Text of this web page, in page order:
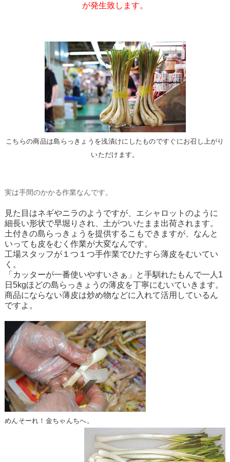
が発生致します。
こちらの商品は島らっきょうを浅漬けにしたものですぐにお召し上がり
いただけます。
実は手間のかかる作業なんです。
見た目はネギやニラのようですが、エシャロットのように
細長い形状で早堀りされ、土がついたまま出荷されます。
土付きの島らっきょうを提供するこもできますが、なんと
いっても皮をむく作業が大変なんです。
工場スタッフが１つ１つ手作業でひたすら薄皮をむいてい
く。
「カッターが一番使いやすいさぁ」と手馴れたもんで一人1
日5kgほどの島らっきょうの薄皮を丁寧にむいていきます。
商品にならない薄皮は炒め物などに入れて活用しているん
ですよ。
めんそーれ！金ちゃんちへ。